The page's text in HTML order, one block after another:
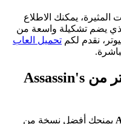
يمكنك الاطلاع
يضم تشكيلة واسعة من
نقدم لكم تحميل العاب
لماذا تختار نسخة الكمبيوتر من Assassin's
يمنحك أفضل نسخة من